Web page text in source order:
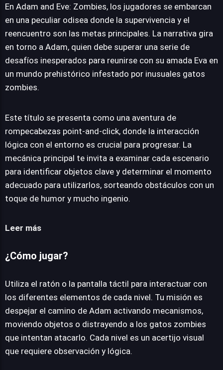
JUEGALO AHORA
En Adam and Eve: Zombies, los jugadores se embarcan
en una peculiar odisea donde la supervivencia y el
reencuentro son las metas principales. La narrativa gira
en torno a Adam, quien debe superar una serie de
desafíos inesperados para reunirse con su amada Eva en
un mundo prehistórico infestado por inusuales gatos
zombies.
Este título se presenta como una aventura de
rompecabezas point-and-click, donde la interacción
lógica con el entorno es crucial para progresar. La
mecánica principal te invita a examinar cada escenario
para identificar objetos clave y determinar el momento
adecuado para utilizarlos, sorteando obstáculos con un
toque de humor y mucho ingenio.
Leer más
¿Cómo jugar?
Utiliza el ratón o la pantalla táctil para interactuar con
los diferentes elementos de cada nivel. Tu misión es
despejar el camino de Adam activando mecanismos,
moviendo objetos o distrayendo a los gatos zombies
que intentan atacarlo. Cada nivel es un acertijo visual
que requiere observación y lógica.